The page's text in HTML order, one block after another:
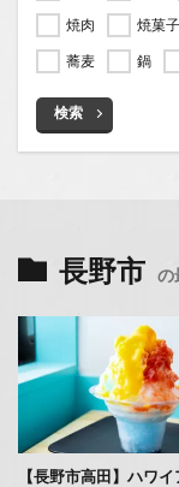
焼肉
焼菓子
蕎麦
鍋
検索
長野市 の
【長野市高田】ハワ